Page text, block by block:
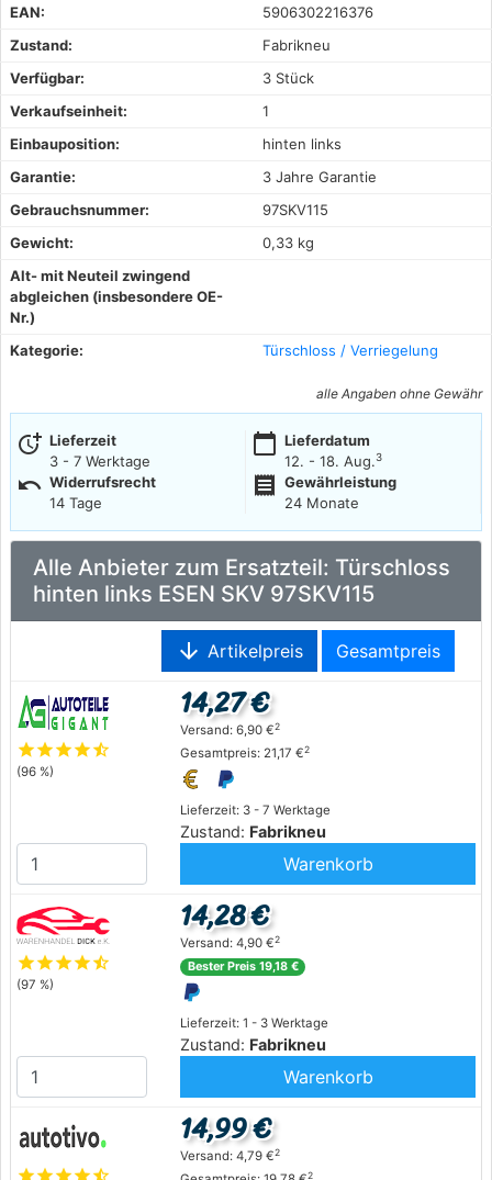
EAN:
5906302216376
Zustand:
Fabrikneu
Verfügbar:
3 Stück
Verkaufseinheit:
1
Einbauposition:
hinten links
Garantie:
3 Jahre Garantie
Gebrauchsnummer:
97SKV115
Gewicht:
0,33 kg
Alt- mit Neuteil zwingend
abgleichen (insbesondere OE-
Nr.)
Kategorie:
Türschloss / Verriegelung
alle Angaben ohne Gewähr
more_time Lieferzeit
3 - 7 Werktage
calendar_today Lieferdatum
12. - 18. Aug.3
undo Widerrufsrecht
14 Tage
receipt
Gewährleistung
24 Monate
Alle Anbieter zum Ersatzteil: Türschloss
hinten links ESEN SKV 97SKV115
arrow_downward Artikelpreis Gesamtpreis
starstarstarstarstar_half
(96 %)
Lieferzeit: 3 - 7 Werktage
Zustand: Fabrikneu
14,27 €
Versand: 6,90 €2
Gesamtpreis: 21,17 €2
Warenkorb
starstarstarstarstar_half
(97 %)
Lieferzeit: 1 - 3 Werktage
Zustand: Fabrikneu
14,28 €
Versand: 4,90 €2
Bester Preis 19,18 €
Warenkorb
starstarstarstarstar_half
14,99 €
Versand: 4,79 €2
2